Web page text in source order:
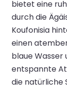
bietet eine
durch die
Koufonisia
einen
blaue Wasser
entspannte
die natürliche